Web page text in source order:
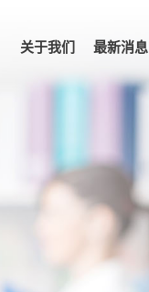
关于我们 最新消息